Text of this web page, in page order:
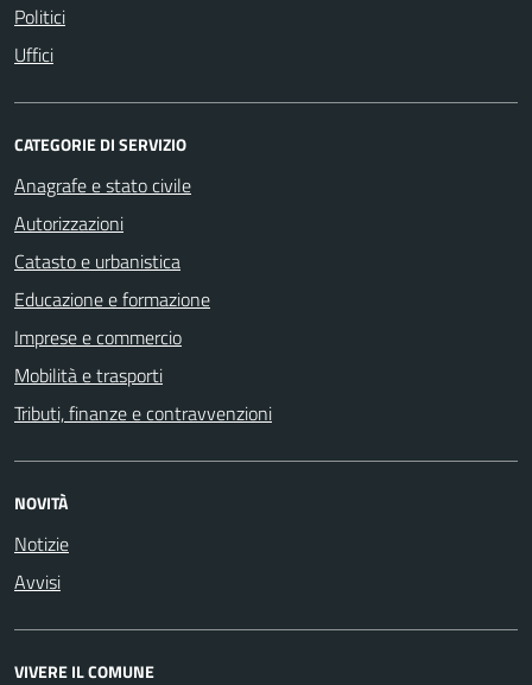
Politici
Uffici
CATEGORIE DI SERVIZIO
Anagrafe e stato civile
Autorizzazioni
Catasto e urbanistica
Educazione e formazione
Imprese e commercio
Mobilità e trasporti
Tributi, finanze e contravvenzioni
NOVITÀ
Notizie
Avvisi
VIVERE IL COMUNE